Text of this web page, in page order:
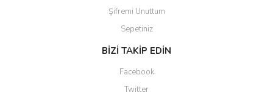
Şifremi Unuttum
Sepetiniz
BİZİ TAKİP EDİN
Facebook
Twitter